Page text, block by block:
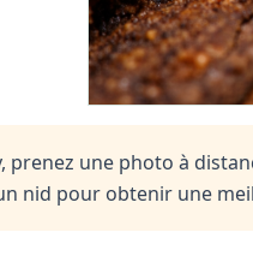
prenez une photo à
nid pour obtenir une